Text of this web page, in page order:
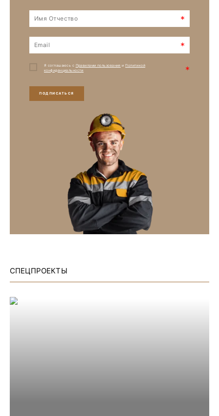
*
*
Я соглашаюсь с Правилами пользования иПолитикой
конфиденциальности
*
ПОДПИСАТЬСЯ
СПЕЦПРОЕКТЫ